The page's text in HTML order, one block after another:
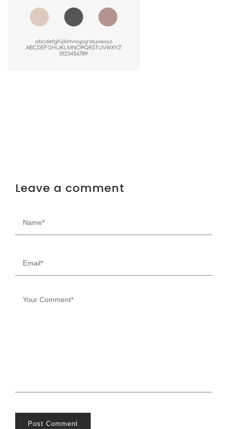
Leave a comment
Post Comment